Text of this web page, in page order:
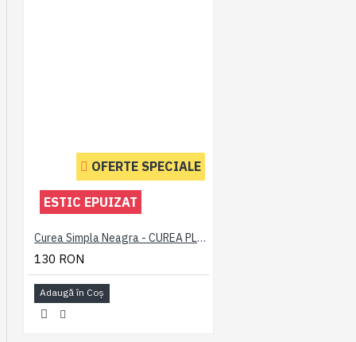
OFERTE SPECIALE
ESTIC EPUIZAT
Curea Simpla Neagra - CUREA PLAIN NEAGRA - 2XL 3XL 4XL 5XL 6XL 7XL
130 RON
Adaugă în Coş